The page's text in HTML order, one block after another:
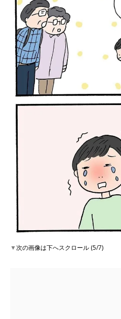
▼次の画像は下へスクロール (5/7)